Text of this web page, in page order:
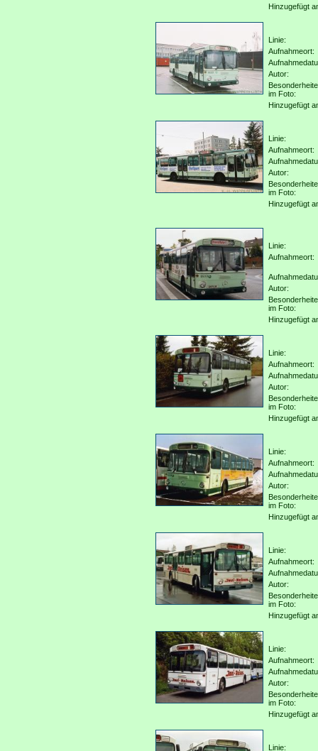
Hinzugefügt
Linie:
Aufnahmeort:
Autor:
im Foto:
Hinzugefügt
Linie:
Aufnahmeort:
Autor:
im Foto:
Hinzugefügt
Linie:
Aufnahmeort:
Autor:
im Foto:
Hinzugefügt
Linie:
Aufnahmeort:
Autor:
im Foto:
Hinzugefügt
Linie:
Aufnahmeort:
Autor:
im Foto:
Hinzugefügt
Linie:
Aufnahmeort:
Autor:
im Foto:
Hinzugefügt
Linie:
Aufnahmeort:
Autor:
im Foto:
Hinzugefügt
Linie: